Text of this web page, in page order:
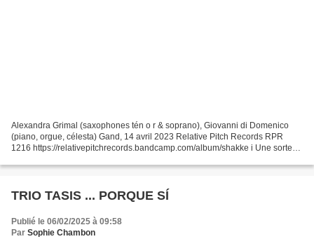
Alexandra Grimal (saxophones tén o r & soprano), Giovanni di Domenico
(piano, orgue, célesta) Gand, 14 avril 2023 Relative Pitch Records RPR
1216 https://relativepitchrecords.bandcamp.com/album/shakke i Une sorte
TRIO TASIS ... PORQUE SÍ
Publié le 06/02/2025 à 09:58
Par Sophie Chambon